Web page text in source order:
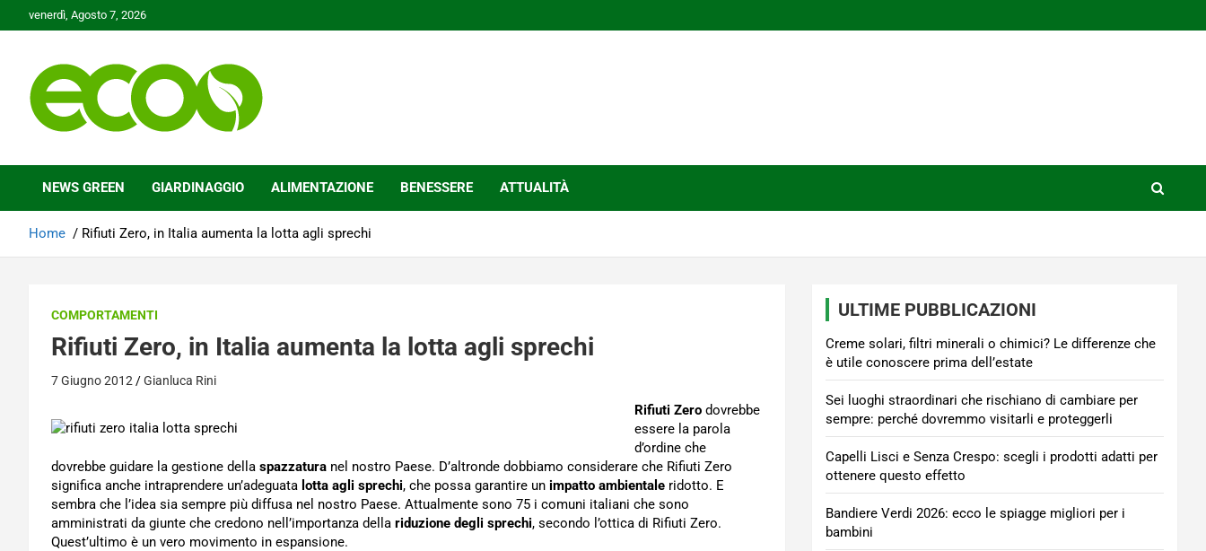
to
venerdì, Agosto 7, 2026
Ecoo.it
NEWS GREEN GIARDINAGGIO ALIMENTAZIONE BENESSERE ATTUALITÀ
Home Rifiuti Zero, in Italia aumenta la lotta agli sprechi
COMPORTAMENTI
Rifiuti Zero, in Italia aumenta la lotta agli sprechi
7 Giugno 2012 Gianluca Rini
Rifiuti Zero dovrebbe
essere la parola
d’ordine che
dovrebbe guidare la gestione della spazzatura nel nostro Paese. D’altronde dobbiamo considerare che Rifiuti Zero
significa anche intraprendere un’adeguata lotta agli sprechi, che possa garantire un impatto ambientale ridotto. E
sembra che l’idea sia sempre più diffusa nel nostro Paese. Attualmente sono 75 i comuni italiani che sono
amministrati da giunte che credono nell’importanza della riduzione degli sprechi, secondo l’ottica di Rifiuti Zero.
Quest’ultimo è un vero movimento in espansione.
ULTIME PUBBLICAZIONI
Creme solari, filtri minerali o chimici? Le differenze che
è utile conoscere prima dell’estate
Sei luoghi straordinari che rischiano di cambiare per
sempre: perché dovremmo visitarli e proteggerli
Capelli Lisci e Senza Crespo: scegli i prodotti adatti per
ottenere questo effetto
Bandiere Verdi 2026: ecco le spiagge migliori per i
bambini